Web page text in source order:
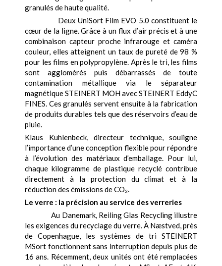
granulés de haute qualité.
Deux UniSort Film EVO 5.0 constituent le
cœur de la ligne. Grâce à un flux d’air précis et à une
combinaison capteur proche infrarouge et caméra
couleur, elles atteignent un taux de pureté de 98 %
pour les films en polypropylène. Après le tri, les films
sont agglomérés puis débarrassés de toute
contamination métallique via le séparateur
magnétique STEINERT MOH avec STEINERT EddyC
FINES. Ces granulés servent ensuite à la fabrication
de produits durables tels que des réservoirs d’eau de
pluie.
Klaus Kuhlenbeck, directeur technique, souligne
l’importance d’une conception flexible pour répondre
à l’évolution des matériaux d’emballage. Pour lui,
chaque kilogramme de plastique recyclé contribue
directement à la protection du climat et à la
réduction des émissions de CO₂.
Le verre : la précision au service des verreries
Au Danemark, Reiling Glas Recycling illustre
les exigences du recyclage du verre. À Næstved, près
de Copenhague, les systèmes de tri STEINERT
MSort fonctionnent sans interruption depuis plus de
16 ans. Récemment, deux unités ont été remplacées